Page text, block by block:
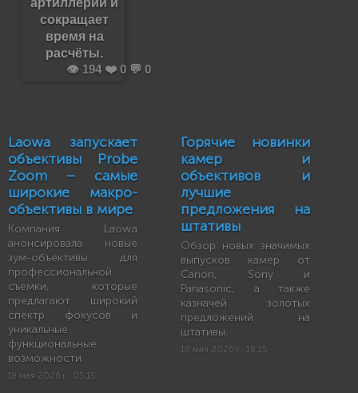
сокращает
время на
расчёты.
👁️ 194 ❤️ 0 💬 0
Laowa запускает
объективы Probe
Zoom – самые
широкие макро-
объективы в мире
Компания Laowa
анонсировала новые
зум-объективы для
профессиональной
съемки, которые
предлагают широкий
спектр фокусов и
уникальные
функциональные
возможности.
19 мая 2026 г., 05:15
Горячие новинки
камер и
объективов и
лучшие
предложения на
штативы
Обзор новых значимых
выпусков камер от
Canon, Sony и
Panasonic, а также
казначей золотых
предложений на
штативы.
18 мая 2026 г., 18:15